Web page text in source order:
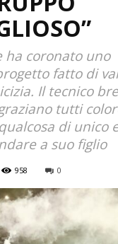
ha coronato uno
fatto di
Il tecnico
tutti
di unico
a suo figlio
958 0